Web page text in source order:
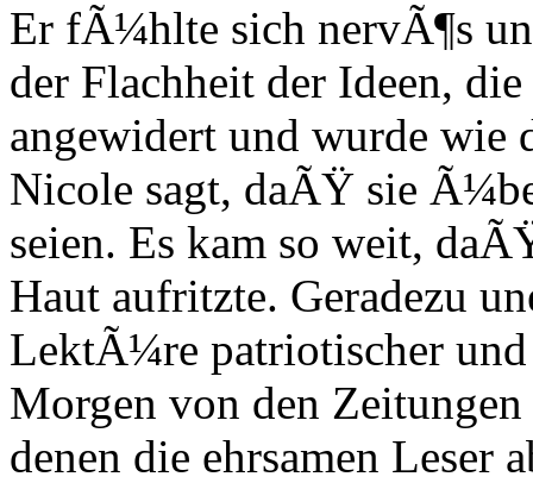
Er fÃ¼hlte sich nervÃ¶s
der Flachheit der Ideen,
angewidert und wurde wie
Nicole sagt, daÃŸ sie
seien. Es kam so weit,
Haut aufritzte. Geradezu
LektÃ¼re patriotischer
Morgen von den
denen die ehrsamen Leser